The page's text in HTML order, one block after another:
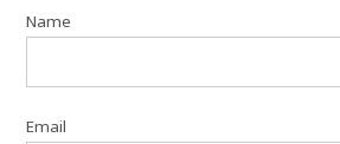
Name
Email